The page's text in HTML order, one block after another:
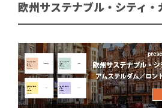
欧州サステナブル・シティ・